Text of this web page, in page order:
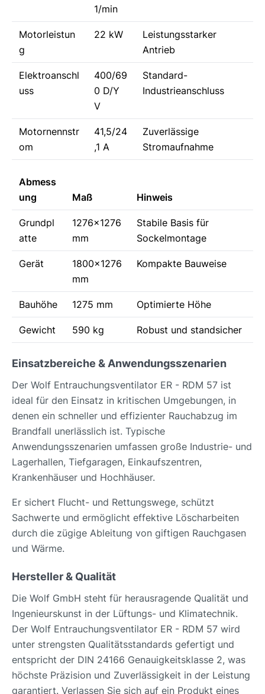
1/min
Motorleistun
g
22 kW
Leistungsstarker
Antrieb
Elektroanschl
uss
400/69
0 D/Y
V
Standard-
Industrieanschluss
Motornennstr
om
41,5/24
,1 A
Zuverlässige
Stromaufnahme
Abmess
ung
Maß Hinweis
Grundpl
atte
1276x1276
mm
Stabile Basis für
Sockelmontage
Gerät
1800x1276
mm
Kompakte Bauweise
Bauhöhe 1275 mm Optimierte Höhe
Gewicht 590 kg Robust und standsicher
Einsatzbereiche & Anwendungsszenarien
Der Wolf Entrauchungsventilator ER - RDM 57 ist
ideal für den Einsatz in kritischen Umgebungen, in
denen ein schneller und effizienter Rauchabzug im
Brandfall unerlässlich ist. Typische
Anwendungsszenarien umfassen große Industrie- und
Lagerhallen, Tiefgaragen, Einkaufszentren,
Krankenhäuser und Hochhäuser.
Er sichert Flucht- und Rettungswege, schützt
Sachwerte und ermöglicht effektive Löscharbeiten
durch die zügige Ableitung von giftigen Rauchgasen
und Wärme.
Hersteller & Qualität
Die Wolf GmbH steht für herausragende Qualität und
Ingenieurskunst in der Lüftungs- und Klimatechnik.
Der Wolf Entrauchungsventilator ER - RDM 57 wird
unter strengsten Qualitätsstandards gefertigt und
entspricht der DIN 24166 Genauigkeitsklasse 2, was
höchste Präzision und Zuverlässigkeit in der Leistung
garantiert. Verlassen Sie sich auf ein Produkt eines